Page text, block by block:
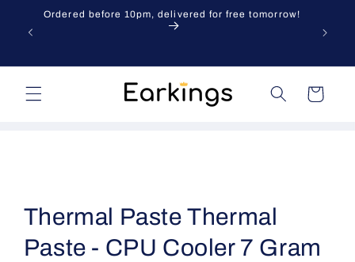
Skip to
content
Ordered before 10pm, delivered for free tomorrow!
Cart
Thermal Paste Thermal
Paste - CPU Cooler 7 Gram